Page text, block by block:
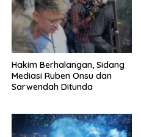
Hakim Berhalangan, Sidang
Mediasi Ruben Onsu dan
Sarwendah Ditunda